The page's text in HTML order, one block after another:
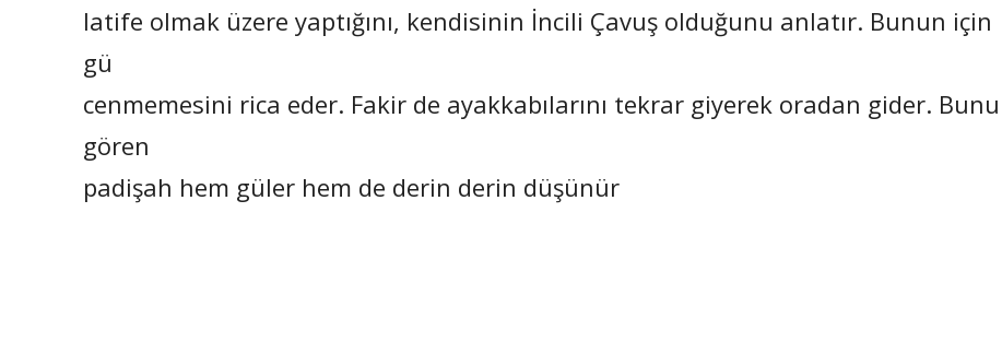
latife olmak üzere yaptığını, kendisinin İncili Çavuş olduğunu anlatır. Bunun için
gü
cenmemesini rica eder. Fakir de ayakkabılarını tekrar giyerek oradan gider. Bunu
gören
padişah hem güler hem de derin derin düşünür